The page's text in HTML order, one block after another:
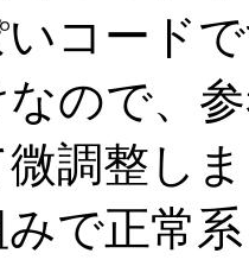
いコード
ので、
調整し
で正常